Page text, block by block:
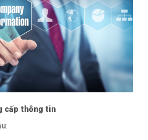
cấp thông tin
: